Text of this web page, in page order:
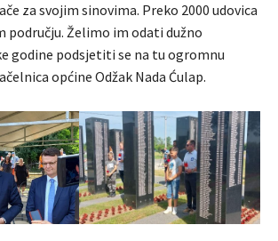
za svojim sinovima. Preko 2000 udovica
području. Želimo im odati dužno
godine podsjetiti se na tu ogromnu
općine Odžak Nada Ćulap.